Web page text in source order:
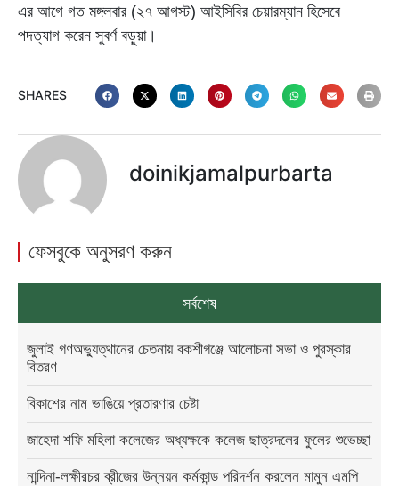
এর আগে গত মঙ্গলবার (২৭ আগস্ট) আইসিবির চেয়ারম্যান হিসেবে
পদত্যাগ করেন সুবর্ণ বড়ুয়া।
SHARES
doinikjamalpurbarta
ফেসবুকে অনুসরণ করুন
সর্বশেষ
জুলাই গণঅভ্যুত্থানের চেতনায় বকশীগঞ্জে আলোচনা সভা ও পুরস্কার
বিতরণ
বিকাশের নাম ভাঙিয়ে প্রতারণার চেষ্টা
জাহেদা শফি মহিলা কলেজের অধ্যক্ষকে কলেজ ছাত্রদলের ফুলের শুভেচ্ছা
নান্দিনা-লক্ষীরচর ব্রীজের উন্নয়ন কর্মকান্ড পরিদর্শন করলেন মামুন এমপি